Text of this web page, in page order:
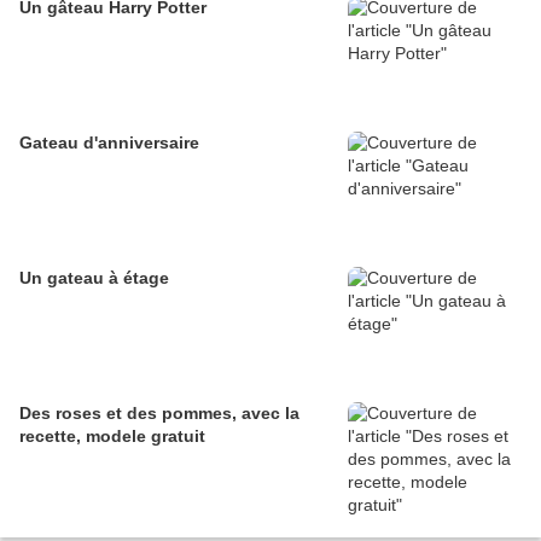
Un gâteau Harry Potter
Gateau d'anniversaire
Un gateau à étage
Des roses et des pommes, avec la
recette, modele gratuit